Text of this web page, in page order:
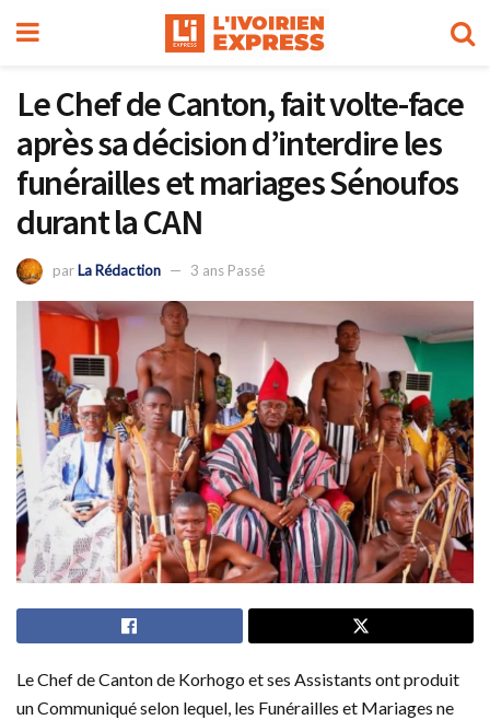
Le Chef de Canton, fait volte-face
après sa décision d’interdire les
funérailles et mariages Sénoufos
durant la CAN
parLa Rédaction 3 ans Passé
Le Chef de Canton de Korhogo et ses Assistants ont produit
un Communiqué selon lequel, les Funérailles et Mariages ne